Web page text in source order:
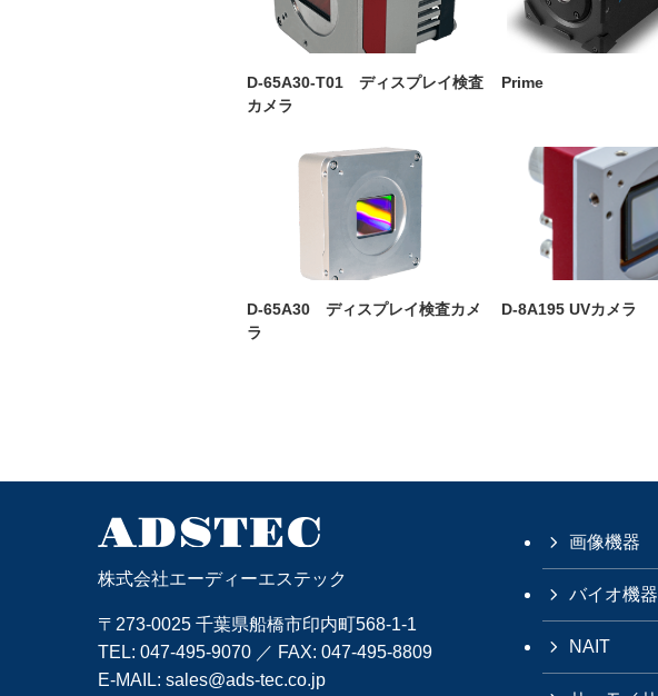
D-65A30-T01 ディスプレイ検査
カメラ
Prime
D-65A30 ディスプレイ検査カメ
ラ
D-8A195 UVカメラ
株式会社エーディーエステック
〒273-0025 千葉県船橋市印内町568-1-1
TEL: 047-495-9070 ／ FAX: 047-495-8809
E-MAIL: sales@ads-tec.co.jp
画像機器
バイオ機器
NAIT